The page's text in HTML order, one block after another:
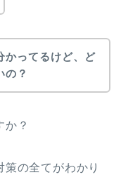
かってるけど、ど
の？
か？
の全てがわかり